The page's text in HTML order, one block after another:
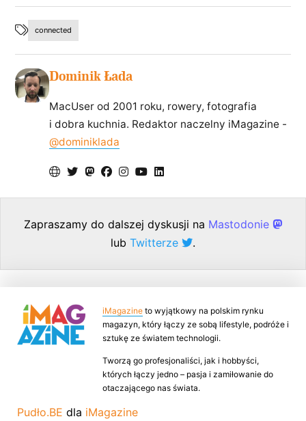
connected
Dominik Łada
MacUser od 2001 roku, rowery, fotografia
i dobra kuchnia. Redaktor naczelny iMagazine -
@dominiklada
Zapraszamy do dalszej dyskusji na Mastodonie
lub Twitterze .
iMagazine to wyjątkowy na polskim rynku
magazyn, który łączy ze sobą lifestyle, podróże i
sztukę ze światem technologii.
Tworzą go profesjonaliści, jak i hobbyści,
których łączy jedno – pasja i zamiłowanie do
otaczającego nas świata.
Pudło.BE dla iMagazine